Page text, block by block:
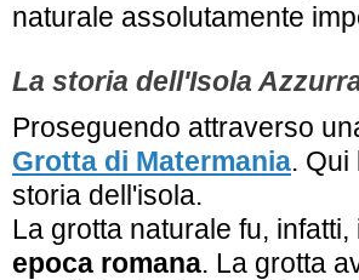
naturale assolutamente
La storia dell'Isola
Proseguendo attraverso
Grotta di Matermania. Qui
storia dell'isola.
La grotta naturale fu,
epoca romana. La grotta